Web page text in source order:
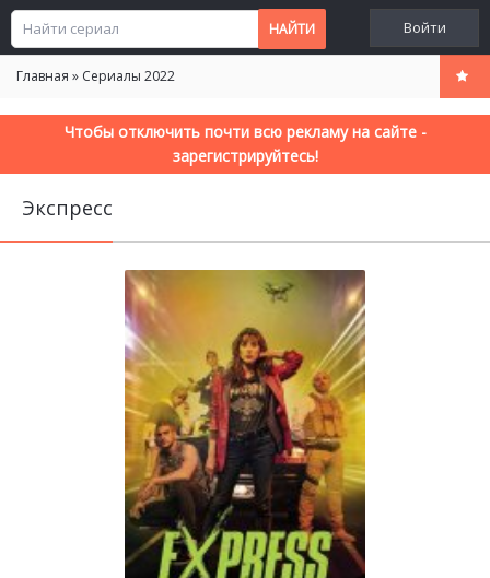
Войти
Главная » Сериалы 2022
Чтобы отключить почти всю рекламу на сайте -
зарегистрируйтесь!
Экспресс